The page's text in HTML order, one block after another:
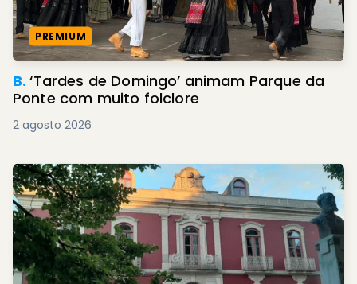
PREMIUM
B.‘Tardes de Domingo’ animam Parque da
Ponte com muito folclore
2 agosto 2026